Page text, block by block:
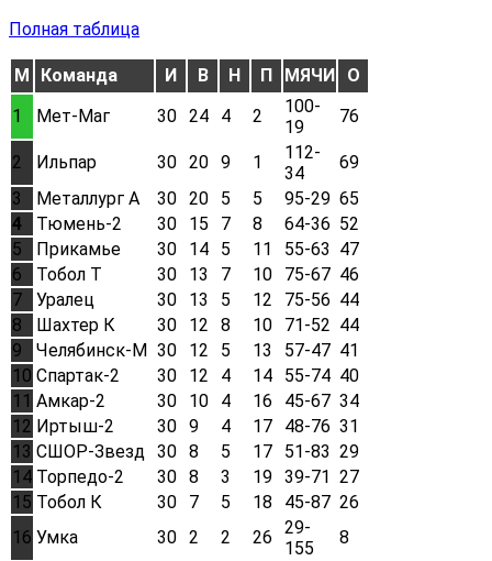
Полная таблица
М Команда И В Н П МЯЧИ
О
1
Мет-Маг 30 24 4 2
100-
19
76
2 Ильпар 30 20 9 1
112-
34
69
3
Металлург А 30 20 5 5 95-29 65
4
Тюмень-2 30 15 7 8 64-36 52
5
Прикамье 30 14 5 11 55-63 47
6
Тобол Т 30 13 7 10 75-67 46
7
Уралец 30 13 5 12 75-56 44
8
Шахтер К 30 12 8 10 71-52 44
9
Челябинск-М 30 12 5 13 57-47 41
10 Спартак-2 30 12 4 14 55-74 40
11 Амкар-2 30 10 4 16 45-67 34
12 Иртыш-2 30 9 4 17 48-76 31
13 СШОР-Звезд 30 8 5 17 51-83 29
14 Торпедо-2 30 8 3 19 39-71 27
15 Тобол К 30 7 5 18 45-87 26
16 Умка 30 2 2 26
29-
155
8